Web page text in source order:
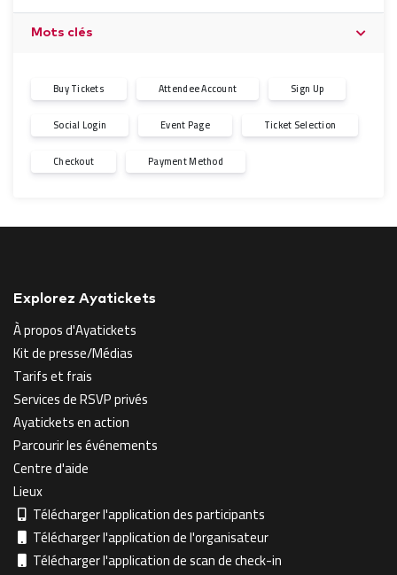
Mots clés
Buy Tickets Attendee Account Sign Up
Social Login Event Page Ticket Selection
Checkout Payment Method
Explorez Ayatickets
À propos d'Ayatickets
Kit de presse/Médias
Tarifs et frais
Services de RSVP privés
Ayatickets en action
Parcourir les événements
Centre d'aide
Lieux
Télécharger l'application des participants
Télécharger l'application de l'organisateur
Télécharger l'application de scan de check-in